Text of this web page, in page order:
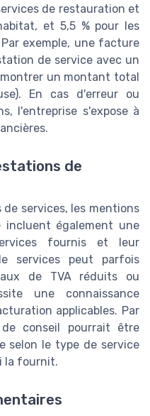
de restauration et
et 5,5 % pour les
exemple, une facture
de service avec un
un montant total
En cas d'erreur ou
l'entreprise s'expose à
de
services, les mentions
également une
fournis et leur
services peut parfois
de TVA réduits ou
une connaissance
applicables. Par
conseil pourrait être
selon le type de service
la fournit.